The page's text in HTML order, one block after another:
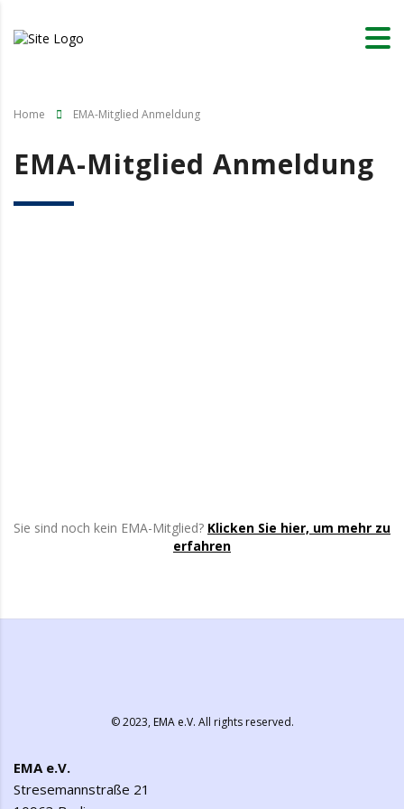
Home EMA-Mitglied Anmeldung
EMA-Mitglied Anmeldung
Sie sind noch kein EMA-Mitglied? Klicken Sie hier, um mehr zu
erfahren
© 2023,EMA e.V. All rights reserved.
EMA e.V.
Stresemannstraße 21